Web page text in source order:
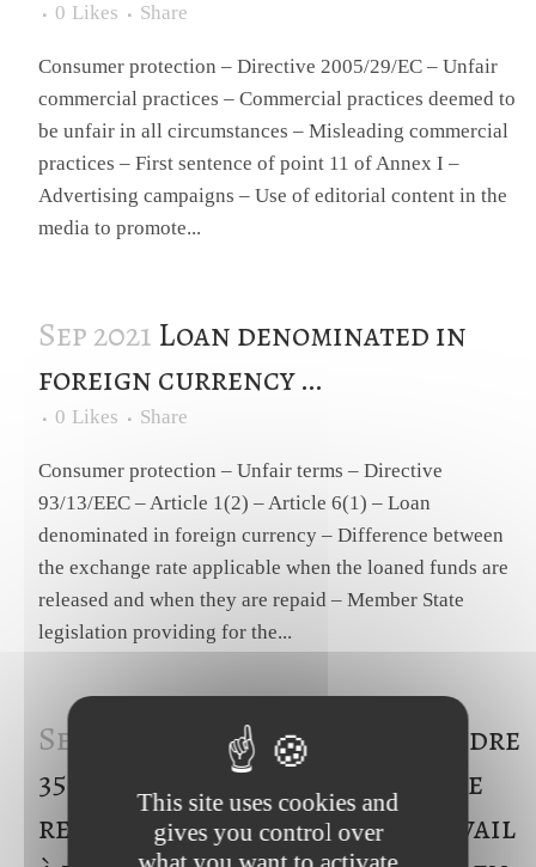
0 Likes Share
Consumer protection – Directive 2005/29/EC – Unfair
commercial practices – Commercial practices deemed to
be unfair in all circumstances – Misleading commercial
practices – First sentence of point 11 of Annex I –
Advertising campaigns – Use of editorial content in the
media to promote...
Sep 2021 Loan denominated in
foreign currency …
0 Likes Share
Consumer protection – Unfair terms – Directive
93/13/EEC – Article 1(2) – Article 6(1) – Loan
denominated in foreign currency – Difference between
the exchange rate applicable when the loaned funds are
released and when they are repaid – Member State
legislation providing for the...
Sep 2021
Temps partiel : Atteindre
35 h sur une semaine permet de
requalifier le contrat de travail
This site uses cookies and
gives you control over